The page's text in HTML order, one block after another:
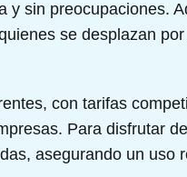
sin preocupaciones.
se desplazan
con tarifas
Para disfrutar
asegurando un uso